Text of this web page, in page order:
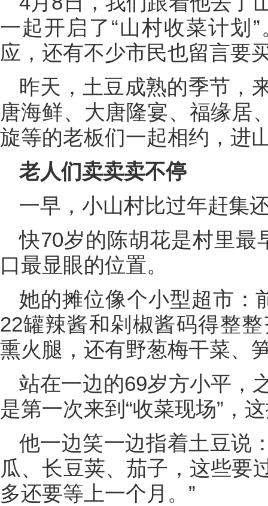
一起开启了“山村收菜计划
应，还有不少市民也留言要
昨天，土豆成熟的季节，
唐海鲜、大唐隆宴、福缘居
旋等的老板们一起相约，进
老人们卖卖卖不停
一早，小山村比过年赶集
快70岁的陈胡花是村里最
口最显眼的位置。
她的摊位像个小型超市：
22罐辣酱和剁椒酱码得整
熏火腿，还有野葱梅干菜、
站在一边的69岁方小平，
是第一次来到“收菜现场”，
他一边笑一边指着土豆说
瓜、长豆荚、茄子，这些要
多还要等上一个月。”